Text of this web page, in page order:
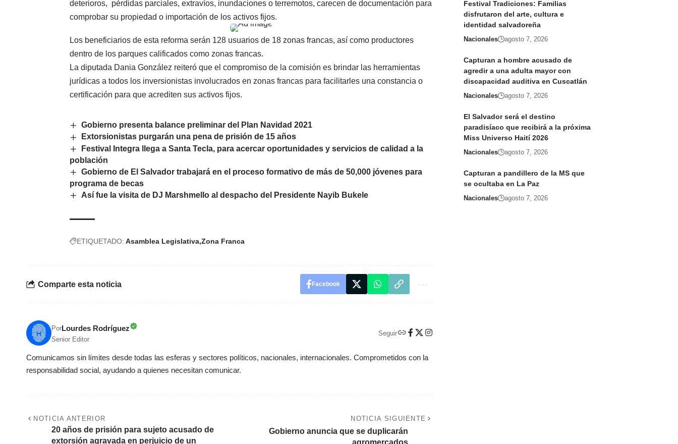
deterioros, pérdidas parciales, extravíos, inundaciones o terremotos, carecen de documentación para
comprobar su propiedad o importación de los activos fijos.
Los beneficiarios de esta reforma serán 128 usuarios de 18 zonas francas, así como productores
dentro de los parques calificados como zonas francas.
La diputada Dania González reiteró que el compromiso de la comisión es brindar las herramientas
jurídicas a todos los inversionistas involucrados en zonas francas para facilitarles una constancia o
certificación para que acrediten sus activos fijos.
Gobierno presenta balance preliminar del Plan Navidad 2021
Extorsionistas purgarán una pena de prisión de 15 años
Festival Integra llega a Santa Tecla, para acercar oportunidades y servicios de calidad a la
población
Gobierno de El Salvador trabajará en el proceso formativo de más de 50,000 jóvenes para
programa de becas
Así fue la visita de DJ Marshmello al despacho del Presidente Nayib Bukele
ETIQUETADO: Asamblea Legislativa Zona Franca
Comparte esta noticia Facebook
PorLourdes Rodríguez
Senior Editor
Seguir
Comunicamos sin límites desde todas las esferas y sectores políticos, nacionales, internacionales. Comprometidos con la
responsabilidad social, ayudando a quienes necesitan comunicar.
NOTICIA ANTERIOR
20 años de prisión para sujeto acusado de
extorsión agravada en perjuicio de un
NOTICIA SIGUIENTE
Gobierno anuncia que se duplicarán
Festival Tradiciones: Familias
disfrutaron del arte, cultura e
identidad salvadoreña
Nacionales agosto 7, 2026
Capturan a hombre acusado de
agredir a una adulta mayor con
discapacidad auditiva en Cuscatlán
Nacionales agosto 7, 2026
El Salvador será el destino
paradisíaco que recibirá a la próxima
Miss Universo Haití 2026
Nacionales agosto 7, 2026
Capturan a pandillero de la MS que
se ocultaba en La Paz
Nacionales agosto 7, 2026